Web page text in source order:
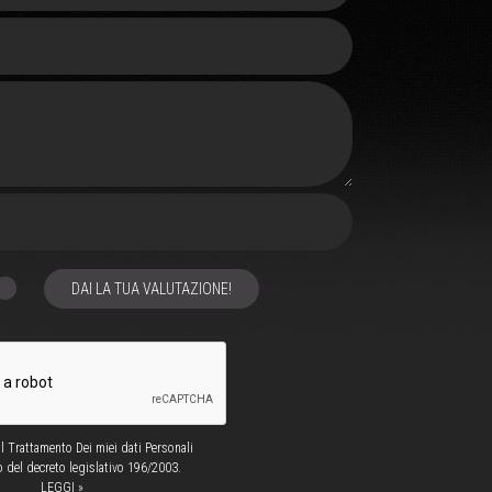
DAI LA TUA VALUTAZIONE!
Trattamento Dei miei dati Personali
del decreto legislativo 196/2003.
LEGGI »